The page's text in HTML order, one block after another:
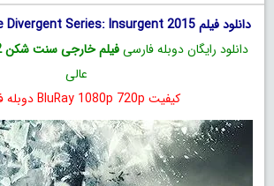
دانلود فیلم The Divergent Series: Insurgent 2015 با لینک مستقیم
دانلود رایگان دوبله فارسیفیلم خارجی سنت شکن 2: شورشی
عالی
کیفیت BluRay 1080p 720p دوبله فارسی